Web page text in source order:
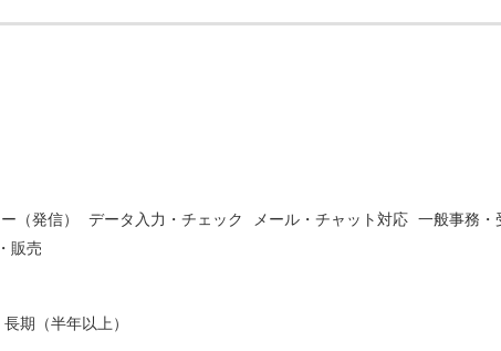
（発信） データ入力・チェック メール・チャット対応 一般事務・
販売
長期（半年以上）